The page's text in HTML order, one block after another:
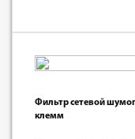
Фильтр сетевой
клемм